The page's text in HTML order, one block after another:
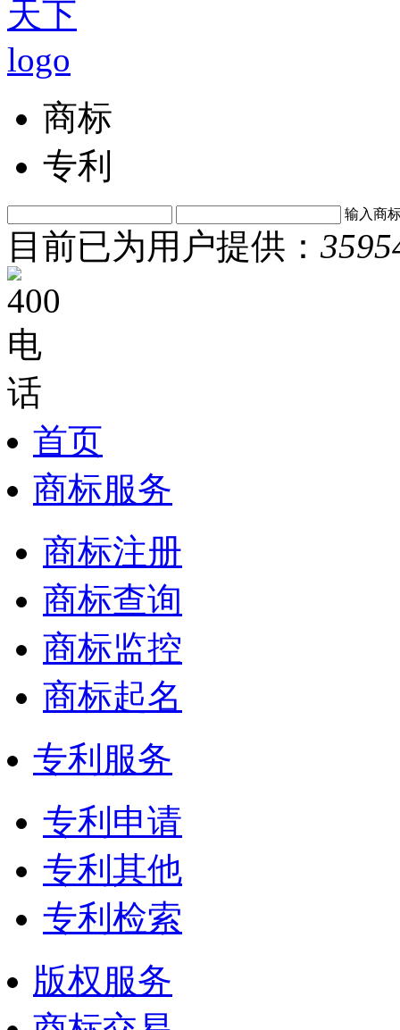
商标
专利
输入商
目前已为用户提供：
首页
商标服务
商标注册
商标查询
商标监控
商标起名
专利服务
专利申请
专利其他
专利检索
版权服务